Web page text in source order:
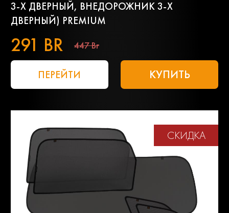
3-Х ДВЕРНЫЙ, ВНЕДОРОЖНИК 3-Х
ДВЕРНЫЙ) PREMIUM
291 BR 447 Br
ПЕРЕЙТИ КУПИТЬ
СКИДКА